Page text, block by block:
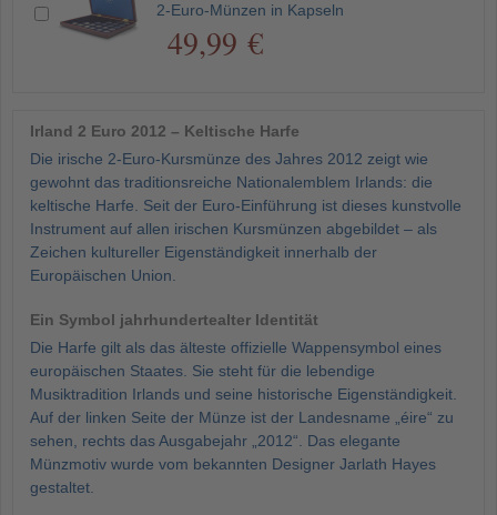
2-Euro-Münzen in Kapseln
49,99 €
Irland 2 Euro 2012 – Keltische Harfe
Die irische 2-Euro-Kursmünze des Jahres 2012 zeigt wie
gewohnt das traditionsreiche Nationalemblem Irlands: die
keltische Harfe. Seit der Euro-Einführung ist dieses kunstvolle
Instrument auf allen irischen Kursmünzen abgebildet – als
Zeichen kultureller Eigenständigkeit innerhalb der
Europäischen Union.
Ein Symbol jahrhundertealter Identität
Die Harfe gilt als das älteste offizielle Wappensymbol eines
europäischen Staates. Sie steht für die lebendige
Musiktradition Irlands und seine historische Eigenständigkeit.
Auf der linken Seite der Münze ist der Landesname „éire“ zu
sehen, rechts das Ausgabejahr „2012“. Das elegante
Münzmotiv wurde vom bekannten Designer Jarlath Hayes
gestaltet.